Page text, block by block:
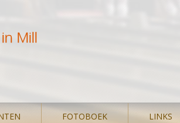
Mill
FOTOBOEK LINKS